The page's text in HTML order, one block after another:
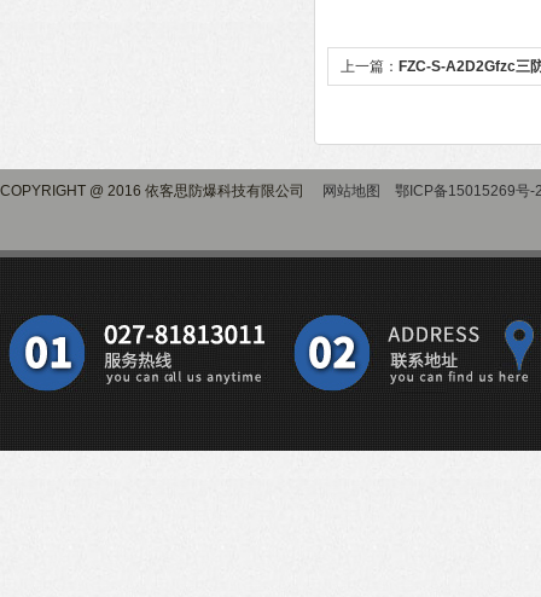
上一篇： FZC-S-A2D2Gfzc三
COPYRIGHT @ 2016 依客思防爆科技有限公司 网站地图 鄂ICP备15015269号-